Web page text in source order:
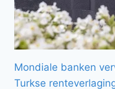
Mondiale banken
Turkse